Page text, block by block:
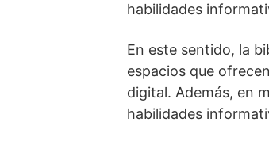
habilidades
En este sentido, la
espacios que
digital. Además, en
habilidades